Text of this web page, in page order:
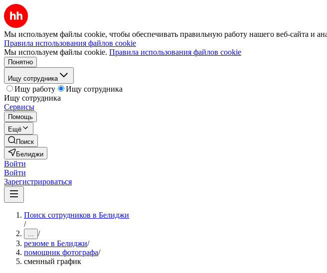
Мы используем файлы cookie, чтобы обеспечивать правильную работу нашего веб-сайта и
Правила использования файлов cookie
Мы используем файлы cookie. Правила использования файлов cookie
Понятно
Ищу сотрудника
Ищу работу
Ищу сотрудника
Ищу сотрудника
Сервисы
Помощь
Ещё
Поиск
Белиджи
Войти
Войти
Зарегистрироваться
Поиск сотрудников в Белиджи
/
... /
резюме в Белиджи/
помощник фотографа/
сменный график